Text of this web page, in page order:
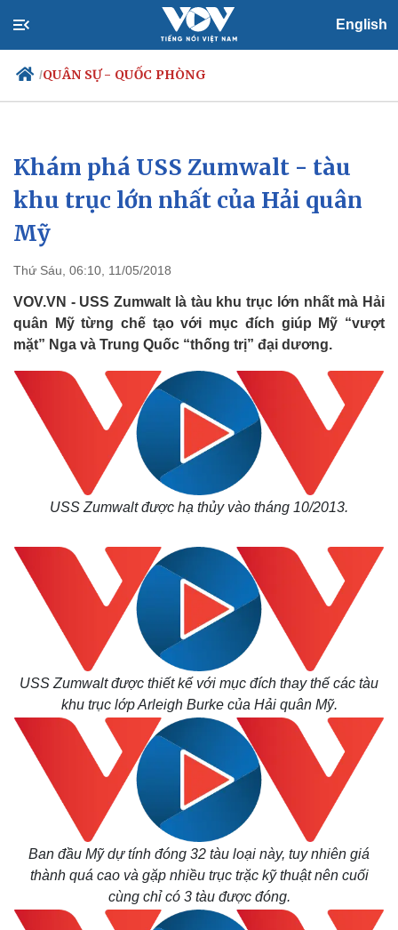
English
/QUÂN SỰ - QUỐC PHÒNG
Chính trị
Đảng
Tổ chức nhân sự
Quốc hội
Nhận diện sự thật
Xã hội
Tin 24h
Dự báo thời tiết
Khám phá USS Zumwalt - tàu
khu trục lớn nhất của Hải quân
Mỹ
Thứ Sáu, 06:10, 11/05/2018
VOV.VN - USS Zumwalt là tàu khu trục lớn nhất mà Hải
quân Mỹ từng chế tạo với mục đích giúp Mỹ “vượt
mặt” Nga và Trung Quốc “thống trị” đại dương.
USS Zumwalt được hạ thủy vào tháng 10/2013.
USS Zumwalt được thiết kế với mục đích thay thế các tàu
khu trục lớp Arleigh Burke của Hải quân Mỹ.
Ban đầu Mỹ dự tính đóng 32 tàu loại này, tuy nhiên giá
thành quá cao và gặp nhiều trục trặc kỹ thuật nên cuối
cùng chỉ có 3 tàu được đóng.